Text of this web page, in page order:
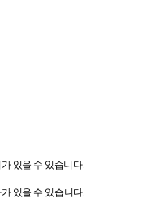
있을 수 있습니다.
있을 수 있습니다.